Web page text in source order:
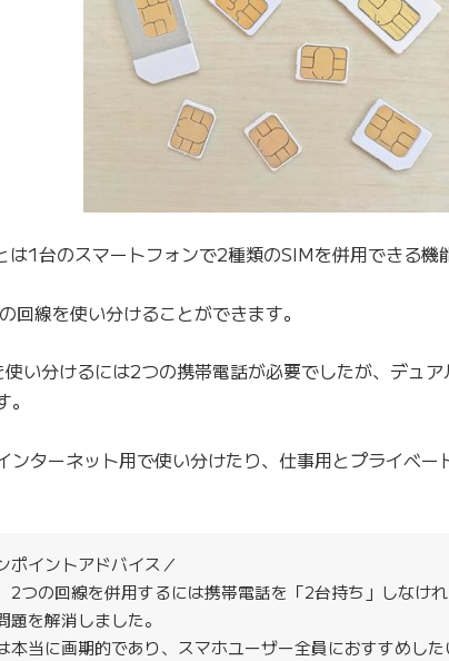
は1台のスマートフォンで2種類のSIMを併用できる機
回線を使い分けることができます。
い分けるには2つの携帯電話が必要でしたが、デュ
ンターネット用で使い分けたり、仕事用とプライベ
ポイントアドバイス／
2つの回線を併用するには携帯電話を「2台持ち」しなけ
題を解消しました。
本当に画期的であり、スマホユーザー全員におすすめした